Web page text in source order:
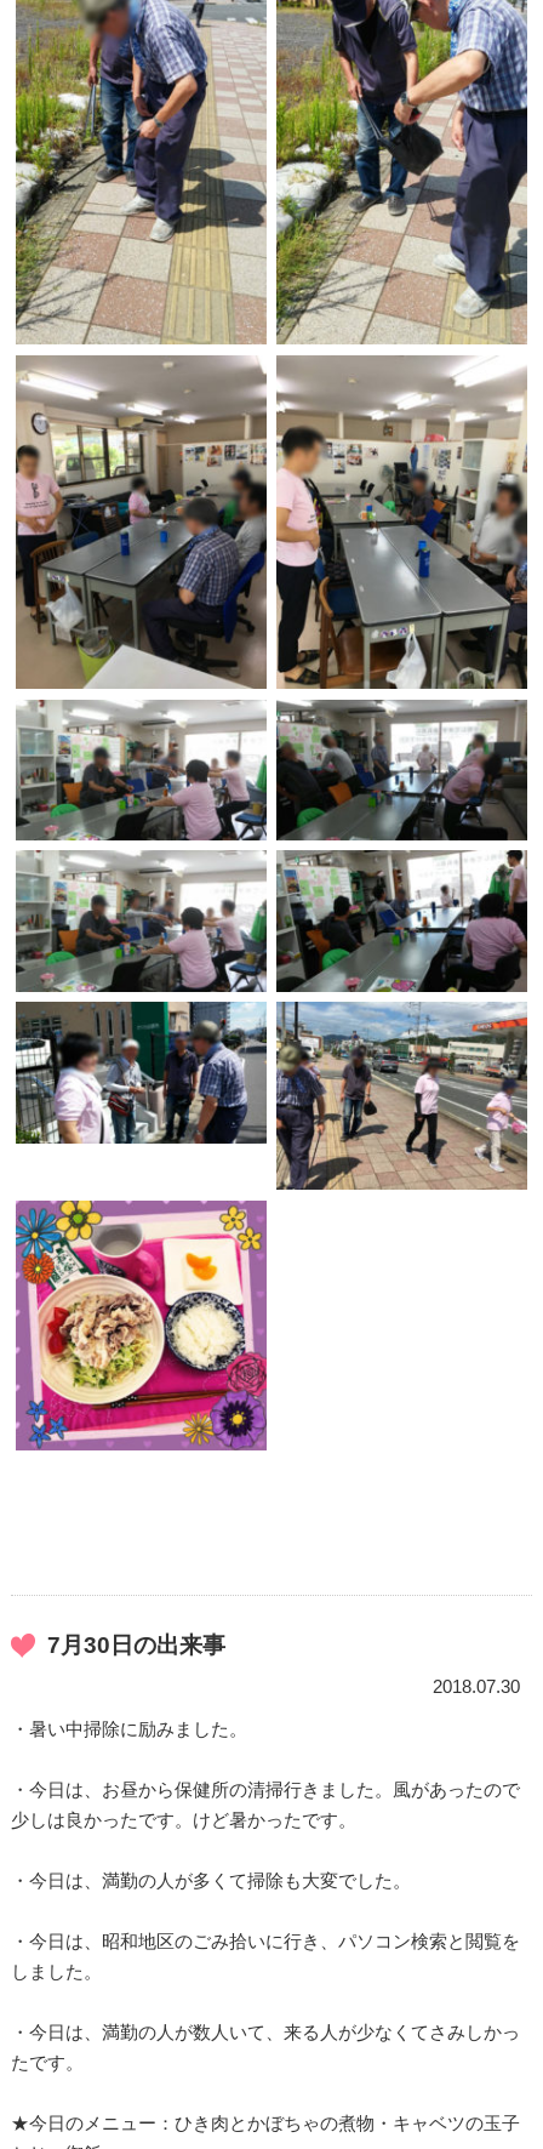
7月30日の出来事
2018.07.30
・暑い中掃除に励みました。
・今日は、お昼から保健所の清掃行きました。風があったので
少しは良かったです。けど暑かったです。
・今日は、満勤の人が多くて掃除も大変でした。
・今日は、昭和地区のごみ拾いに行き、パソコン検索と閲覧を
しました。
・今日は、満勤の人が数人いて、来る人が少なくてさみしかっ
たです。
★今日のメニュー：ひき肉とかぼちゃの煮物・キャベツの玉子